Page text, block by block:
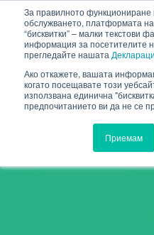
За правилното
обслужването, платформата
“бисквитки” – малки
информация за посетителите
прегледайте нашата
Ако откажете, вашата
когато посещавате този
използвана единична
предпочитанието ви да не се
Приемам
HENNLICH